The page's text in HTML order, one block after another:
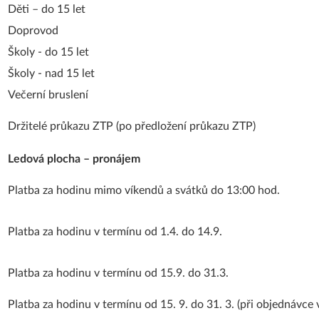
Děti – do 15 let
Doprovod
Školy - do 15 let
Školy - nad 15 let
Večerní bruslení
Držitelé průkazu ZTP (po předložení průkazu ZTP)
Ledová plocha – pronájem
Platba za hodinu mimo víkendů a svátků do 13:00 hod.
Platba za hodinu v termínu od 1.4. do 14.9.
Platba za hodinu v termínu od 15.9. do 31.3.
Platba za hodinu v termínu od 15. 9. do 31. 3. (při objednávce